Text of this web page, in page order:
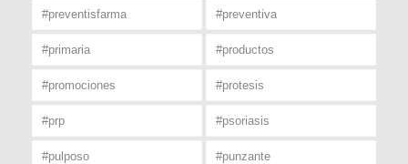
#preventisfarma #preventiva
#primaria #productos
#promociones #protesis
#prp #psoriasis
#pulposo #punzante